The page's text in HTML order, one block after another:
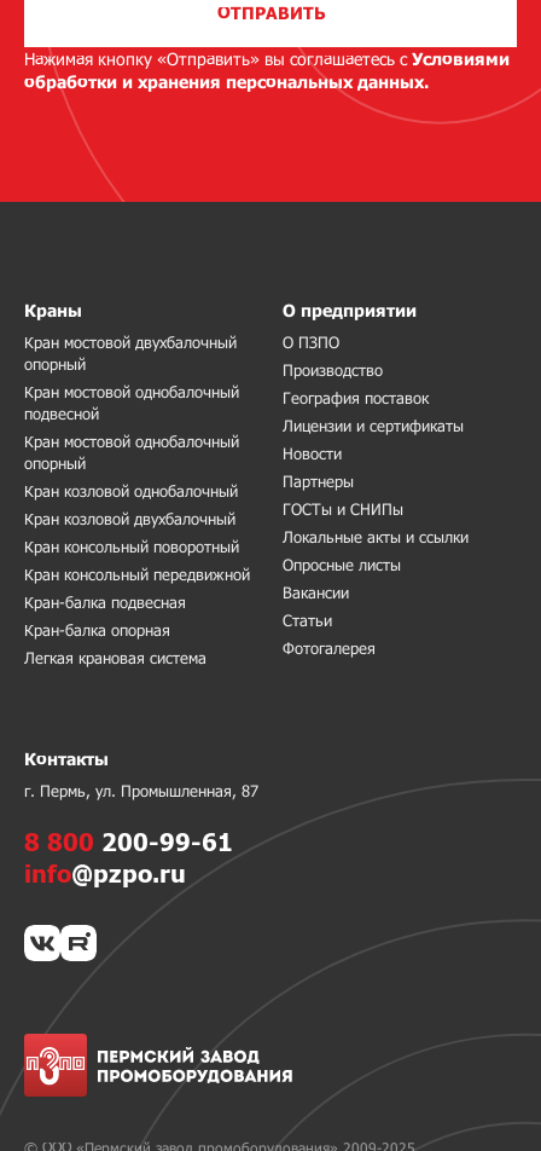
ОТПРАВИТЬ
Нажимая кнопку «Отправить» вы соглашаетесь сУсловиями
обработки и хранения персональных данных.
© ООО «Пермский завод промоборудования» 2009-2025
Краны
Кран мостовой двухбалочный
опорный
Кран мостовой однобалочный
подвесной
Кран мостовой однобалочный
опорный
Кран козловой однобалочный
Кран козловой двухбалочный
Кран консольный поворотный
Кран консольный передвижной
Кран-балка подвесная
Кран-балка опорная
Легкая крановая система
О предприятии
О ПЗПО
Производство
География поставок
Лицензии и сертификаты
Новости
Партнеры
ГОСТы и СНИПы
Локальные акты и ссылки
Опросные листы
Вакансии
Статьи
Фотогалерея
Контакты
г. Пермь, ул. Промышленная, 87
8 800 200-99-61
info@pzpo.ru